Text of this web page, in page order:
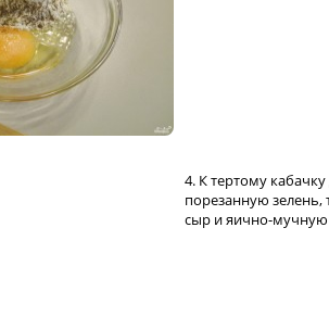
4. К тертому
порезанную зелень,
сыр и яично-мучную